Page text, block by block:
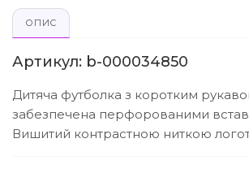
ОПИС
Артикул: b-000034850
Дитяча футболка з коротким
забезпечена перфорованими
Вишитий контрастною ниткою